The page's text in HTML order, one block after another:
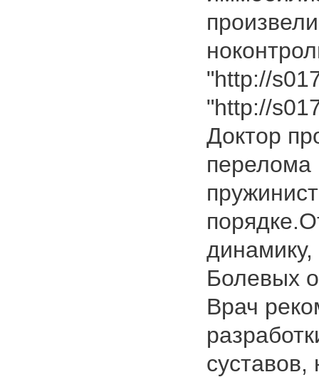
"http://
"http://
Доктор
перелома
Болевых
Врач
суставов,